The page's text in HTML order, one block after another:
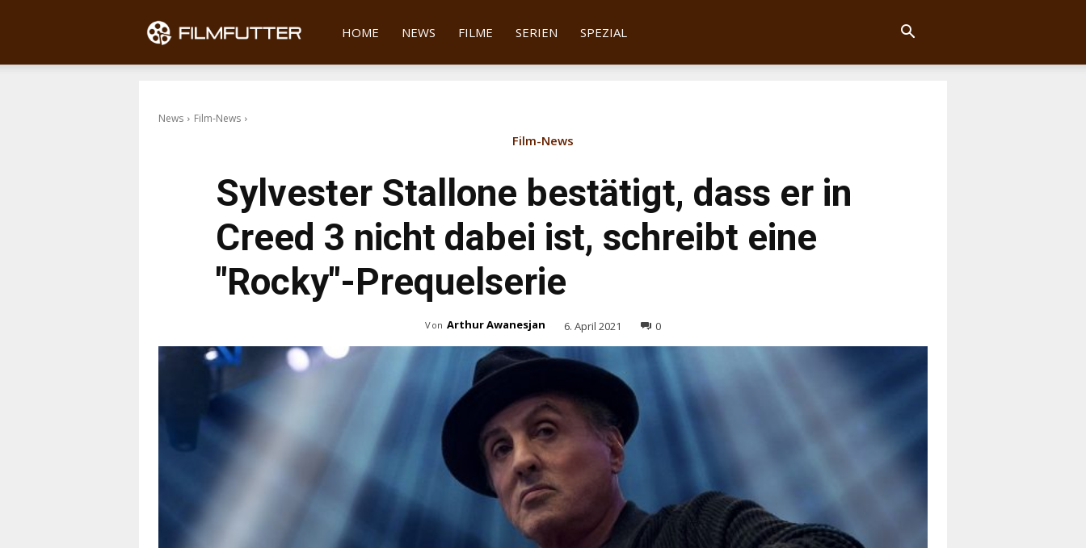
Filmfutter
HOME NEWS FILME SERIEN SPEZIAL
News Film-News
Film-News
Sylvester Stallone bestätigt, dass er in
Creed 3 nicht dabei ist, schreibt eine
"Rocky"-Prequelserie
Von Arthur Awanesjan 6. April 2021 0